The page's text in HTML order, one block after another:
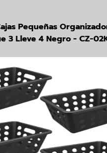
Pequeñas
3 Lleve 4 Negro - CZ-